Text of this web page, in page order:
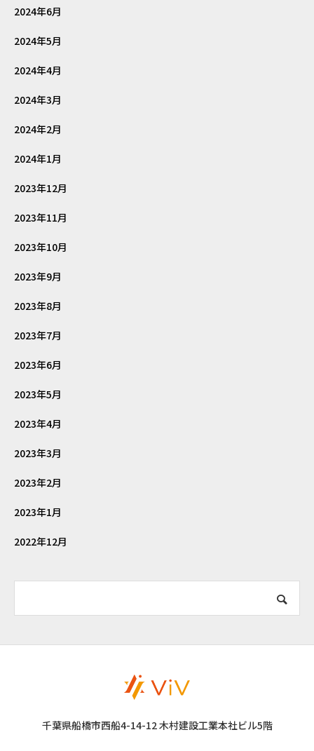
2024年6月
2024年5月
2024年4月
2024年3月
2024年2月
2024年1月
2023年12月
2023年11月
2023年10月
2023年9月
2023年8月
2023年7月
2023年6月
2023年5月
2023年4月
2023年3月
2023年2月
2023年1月
2022年12月
千葉県船橋市西船4-14-12 木村建設工業本社ビル5階